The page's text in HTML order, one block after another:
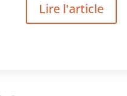
Lire l'article